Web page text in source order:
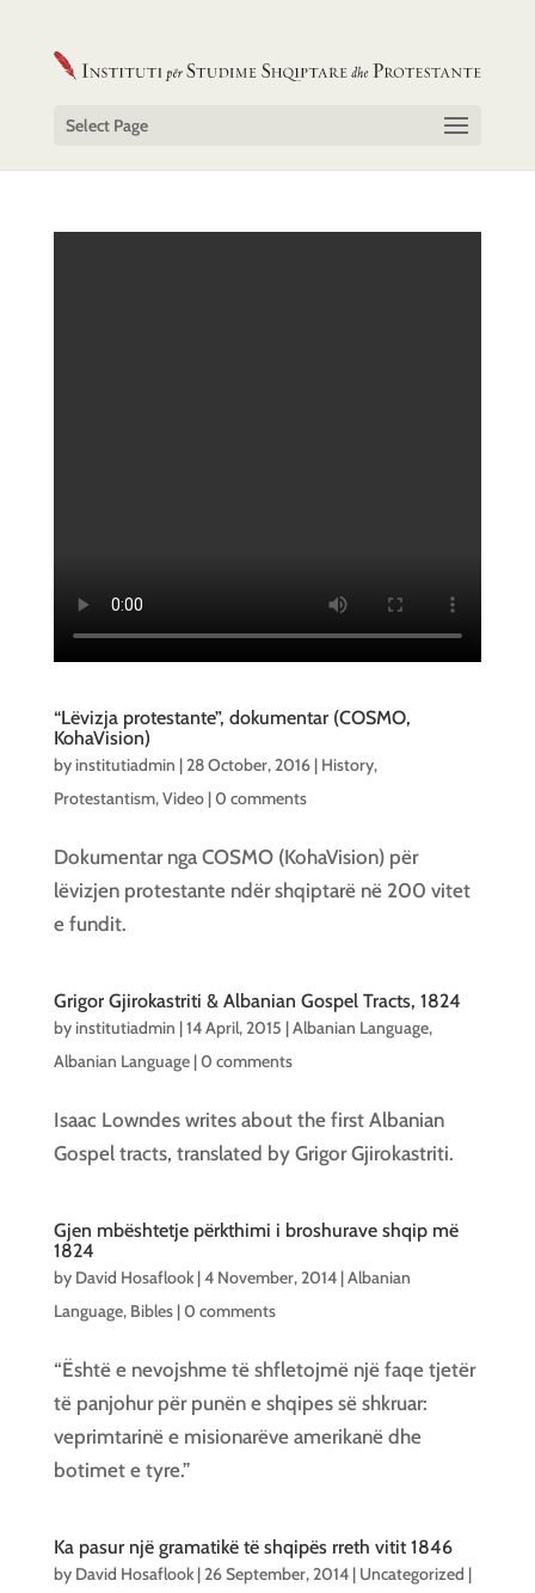
Select Page
“Lëvizja protestante”, dokumentar (COSMO,
KohaVision)
byinstitutiadmin |28 October, 2016| History,
Protestantism,Video|0 comments
Dokumentar nga COSMO (KohaVision) për
lëvizjen protestante ndër shqiptarë në 200 vitet
e fundit.
Grigor Gjirokastriti & Albanian Gospel Tracts, 1824
byinstitutiadmin |14 April, 2015 |Albanian Language,
Albanian Language|0 comments
Isaac Lowndes writes about the first Albanian
Gospel tracts, translated by Grigor Gjirokastriti.
Gjen mbështetje përkthimi i broshurave shqip më
1824
by David Hosaflook|4 November, 2014|Albanian
Language, Bibles|0 comments
“Është e nevojshme të shfletojmë një faqe tjetër
të panjohur për punën e shqipes së shkruar:
veprimtarinë e misionarëve amerikanë dhe
botimet e tyre.”
Ka pasur një gramatikë të shqipës rreth vitit 1846
by David Hosaflook|26 September, 2014| Uncategorized |